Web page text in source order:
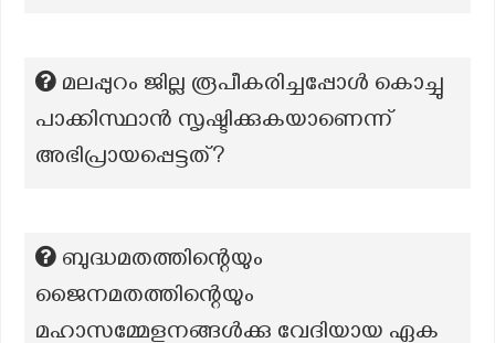
മലപ്പുറം ജില്ല രൂപീകരിച്ചപ്പോൾ കൊച്ചു
പാക്കിസ്ഥാൻ സൃഷ്ടിക്കുകയാണെന്ന്
അഭിപ്രായപ്പെട്ടത്?
ബുദ്ധമതത്തിന്റെയും
ജൈനമതത്തിന്റെയും
മഹാസമ്മേളനങ്ങൾക്കു വേദിയായ ഏക